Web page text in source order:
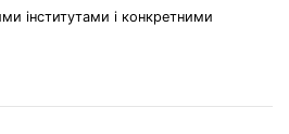
інститутами і конкретними